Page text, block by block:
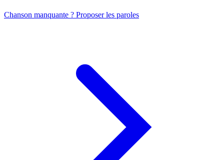
Chanson manquante ? Proposer les paroles